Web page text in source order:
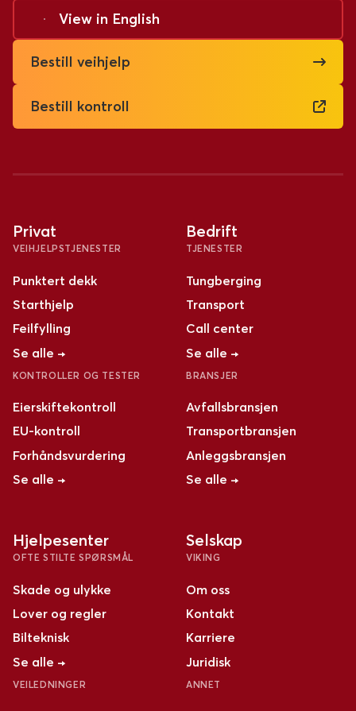
View in English
Bestill veihjelp
Bestill kontroll
Privat
VEIHJELPSTJENESTER
Punktert dekk
Starthjelp
Feilfylling
Se alle →
KONTROLLER OG TESTER
Eierskiftekontroll
EU-kontroll
Forhåndsvurdering
Se alle →
Bedrift
TJENESTER
Tungberging
Transport
Call center
Se alle →
BRANSJER
Avfallsbransjen
Transportbransjen
Anleggsbransjen
Se alle →
Hjelpesenter
OFTE STILTE SPØRSMÅL
Skade og ulykke
Lover og regler
Bilteknisk
Se alle →
VEILEDNINGER
Selskap
VIKING
Om oss
Kontakt
Karriere
Juridisk
ANNET